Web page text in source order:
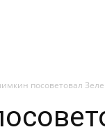
посоветовал